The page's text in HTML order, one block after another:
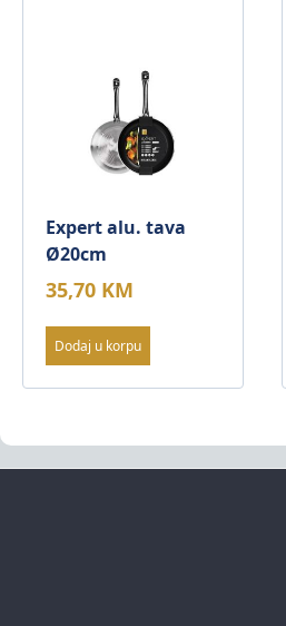
Expert alu. tava
Ø20cm
35,70 KM
Dodaj u korpu